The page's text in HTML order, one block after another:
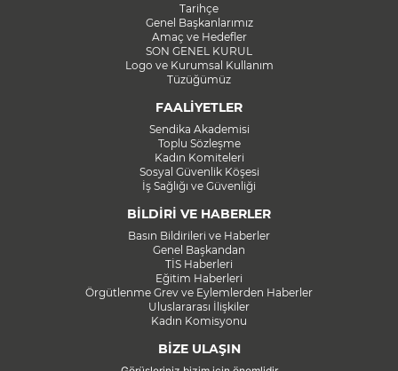
Tarihçe
Genel Başkanlarımız
Amaç ve Hedefler
SON GENEL KURUL
Logo ve Kurumsal Kullanım
Tüzüğümüz
FAALİYETLER
Sendika Akademisi
Toplu Sözleşme
Kadın Komiteleri
Sosyal Güvenlik Köşesi
İş Sağlığı ve Güvenliği
BİLDİRİ VE HABERLER
Basın Bildirileri ve Haberler
Genel Başkandan
TİS Haberleri
Eğitim Haberleri
Örgütlenme Grev ve Eylemlerden Haberler
Uluslararası İlişkiler
Kadın Komisyonu
BİZE ULAŞIN